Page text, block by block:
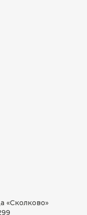
«Сколково»